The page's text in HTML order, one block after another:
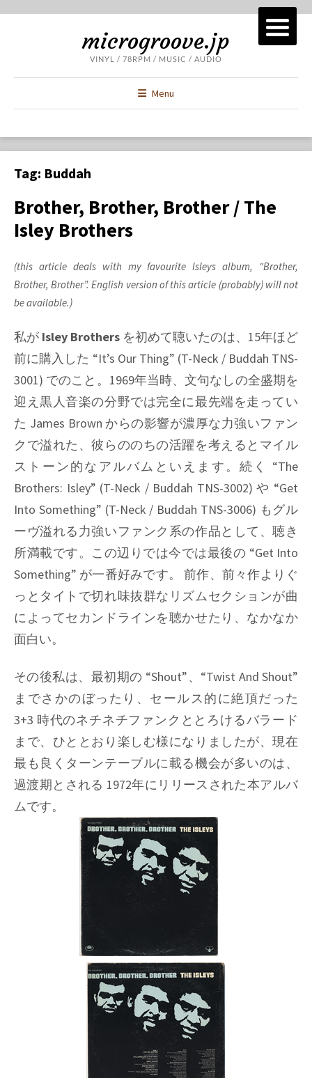
microgroove.jp
VINYL / 78RPM / MUSIC / AUDIO
Menu
Tag: Buddah
Brother, Brother, Brother / The
Isley Brothers
(this article deals with my favourite Isleys album, “Brother,
Brother, Brother”. English version of this article (probably) will not
be available.)
私が Isley Brothers を初めて聴いたのは、15年ほど
前に購入した “It’s Our Thing” (T-Neck / Buddah TNS-
3001) でのこと。1969年当時、文句なしの全盛期を
迎え黒人音楽の分野では完全に最先端を走ってい
た James Brown からの影響が濃厚な力強いファン
クで溢れた、彼らののちの活躍を考えるとマイル
ストーン的なアルバムといえます。続く “The
Brothers: Isley” (T-Neck / Buddah TNS-3002) や “Get
Into Something” (T-Neck / Buddah TNS-3006) もグル
ーヴ溢れる力強いファンク系の作品として、聴き
所満載です。この辺りでは今では最後の “Get Into
Something” が一番好みです。 前作、前々作よりぐ
っとタイトで切れ味抜群なリズムセクションが曲
によってセカンドラインを聴かせたり、なかなか
面白い。
その後私は、最初期の “Shout”、 “Twist And Shout”
までさかのぼったり、セールス的に絶頂だった
3+3 時代のネチネチファンクととろけるバラード
まで、ひととおり楽しむ様になりましたが、現在
最も良くターンテーブルに載る機会が多いのは、
過渡期とされる 1972年にリリースされた本アルバ
ムです。